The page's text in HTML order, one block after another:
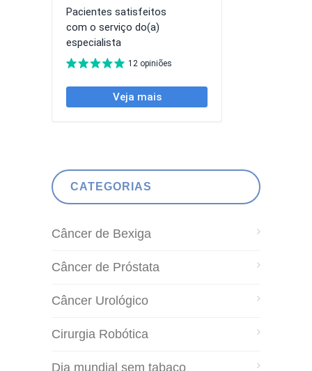
CATEGORIAS
Câncer de Bexiga
Câncer de Próstata
Câncer Urológico
Cirurgia Robótica
Dia mundial sem tabaco